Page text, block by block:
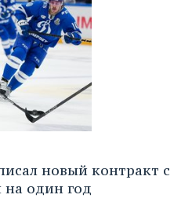
новый контракт с
на один год